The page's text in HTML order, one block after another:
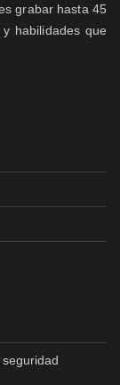
grabar hasta 45
habilidades que